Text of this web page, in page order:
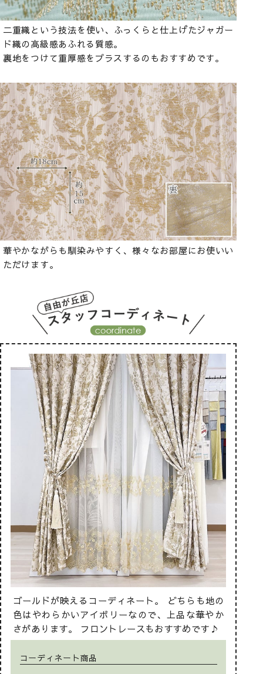
二重織という技法を使い、ふっくらと仕上げたジャガー
ド織の高級感あふれる質感。
裏地をつけて重厚感をプラスするのもおすすめです。
華やかながらも馴染みやすく、様々なお部屋にお使いい
ただけます。
ゴールドが映えるコーディネート。 どちらも地の
色はやわらかいアイボリーなので、上品な華やか
さがあります。 フロントレースもおすすめです♪
コーディネート商品